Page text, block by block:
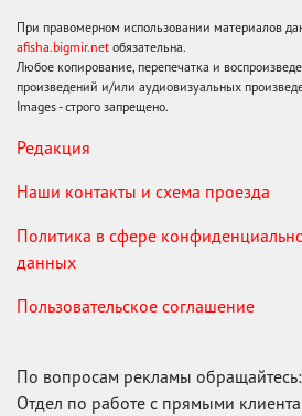
При правомерном использовании материалов
afisha.bigmir.net обязательна.
Любое копирование, перепечатка и
произведений и/или аудиовизуальных
Images - строго запрещено.
Редакция
Наши контакты и схема проезда
Политика в сфере
данных
Пользовательское соглашение
По вопросам рекламы обращайтесь:
Отдел по работе с прямыми